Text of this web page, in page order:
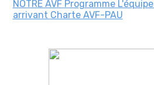
NOTRE AVF Programme L'équipe
arrivant Charte AVF-PAU